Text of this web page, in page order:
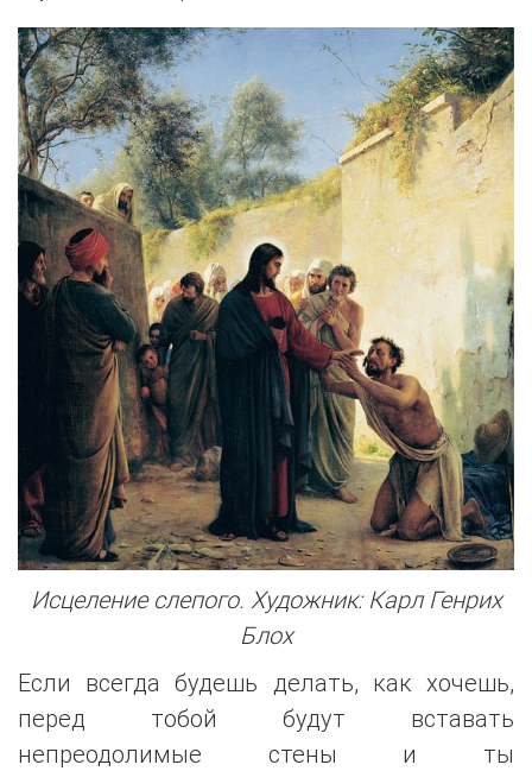
Исцеление слепого. Художник: Карл Генрих
Блох
Если всегда будешь делать, как хочешь,
перед тобой будут вставать
непреодолимые стены и ты